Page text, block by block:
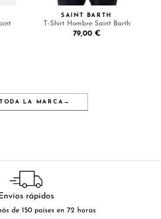
SAINT BARTH
T-Shirt Hombre Saint Barth
79,00 €
LA MARCA →
Envíos rápidos
de 150 países en 72 horas